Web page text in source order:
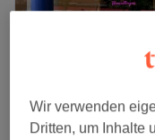
Wir verwenden
Dritten, um Inhalte